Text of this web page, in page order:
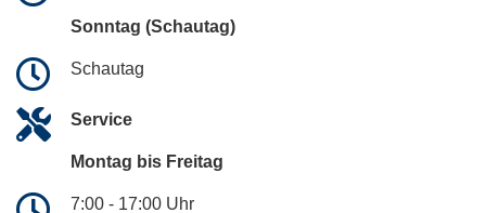
Sonntag (Schautag)
Schautag
Service
Montag bis Freitag
7:00 - 17:00 Uhr